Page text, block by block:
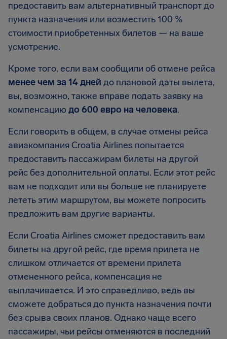
предоставить вам альтернативный транспорт до
пункта назначения или возместить 100 %
стоимости приобретенных билетов — на ваше
усмотрение.
Кроме того, если вам сообщили об отмене рейса
менее чем за 14 дней до плановой даты вылета,
вы, возможно, также вправе подать заявку на
компенсациюдо 600 евро на человека.
Если говорить в общем, в случае отмены рейса
авиакомпания Croatia Airlines попытается
предоставить пассажирам билеты на другой
рейс без дополнительной оплаты. Если этот рейс
вам не подходит или вы больше не планируете
лететь этим маршрутом, вы можете попросить
предложить вам другие варианты.
Если Croatia Airlines сможет предоставить вам
билеты на другой рейс, где время прилета не
слишком отличается от времени прилета
отмененного рейса, компенсация не
выплачивается. И это справедливо, ведь вы
сможете добраться до пункта назначения почти
без срыва своих планов. Однако чаще всего
пассажиры, чьи рейсы отменяются в последний